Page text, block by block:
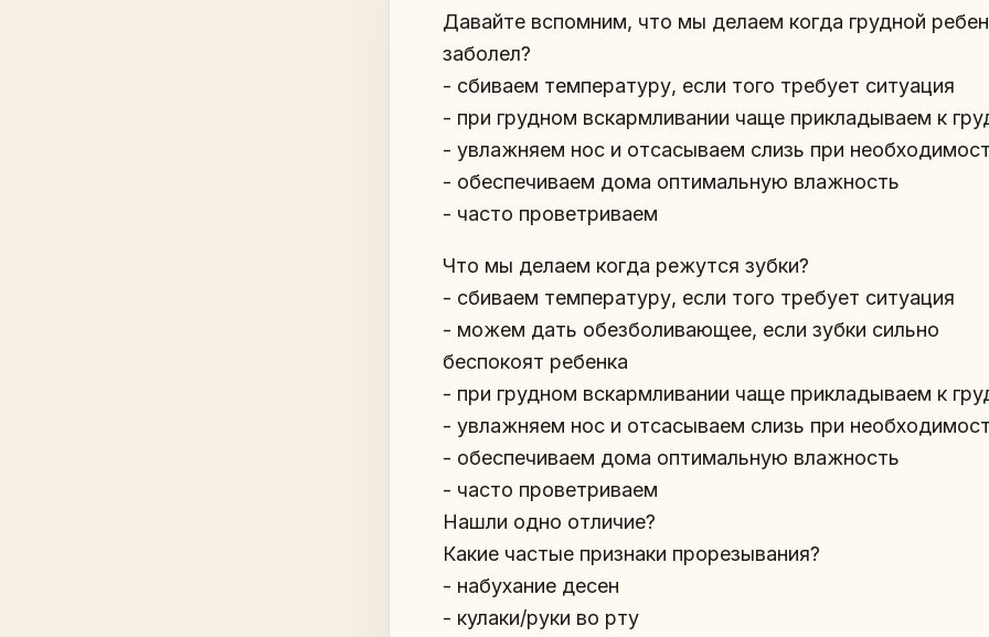
Давайте вспомним, что мы делаем когда грудной
заболел?
- сбиваем температуру, если того требует ситуация
- при грудном вскармливании чаще прикладываем к
- увлажняем нос и отсасываем слизь при
- обеспечиваем дома оптимальную влажность
- часто проветриваем
Что мы делаем когда режутся зубки?
- сбиваем температуру, если того требует ситуация
- можем дать обезболивающее, если зубки сильно
беспокоят ребенка
- при грудном вскармливании чаще прикладываем к
- увлажняем нос и отсасываем слизь при
- обеспечиваем дома оптимальную влажность
- часто проветриваем
Нашли одно отличие?
Какие частые признаки прорезывания?
- набухание десен
- кулаки/руки во рту